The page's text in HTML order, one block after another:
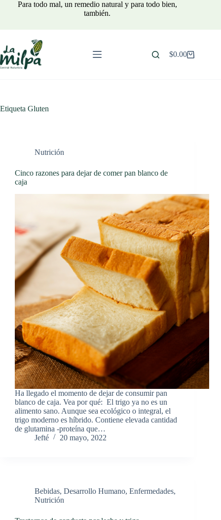
Para todo mal, un remedio natural y para todo bien,
también.
Carro
$0.00
Etiqueta Gluten
Nutrición
Cinco razones para dejar de comer pan blanco de
caja
Ha llegado el momento de dejar de consumir pan
blanco de caja. Vea por qué: El trigo ya no es un
alimento sano. Aunque sea ecológico o integral, el
trigo moderno es híbrido. Contiene elevada cantidad
de glutamina -proteína que…
Jefté
20 mayo, 2022
Bebidas, Desarrollo Humano, Enfermedades,
Nutrición